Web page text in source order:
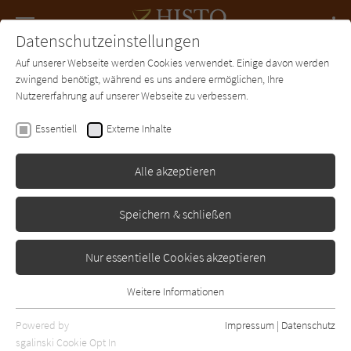
SUCHE Forum Charts Newsletter
Ben Kane
Rache der Adler
Erschienen: Januar 2018 Bibliogr. Angaben
Datenschutzeinstellungen
Auf unserer Webseite werden Cookies verwendet. Einige davon werden
zwingend benötigt, während es uns andere ermöglichen, Ihre
Nutzererfahrung auf unserer Webseite zu verbessern.
Essentiell Externe Inhalte
Alle akzeptieren
Speichern & schließen
Nur essentielle Cookies akzeptieren
Essentielle Cookies werden für grundlegende Funktionen der
Webseite benötigt. Dadurch ist gewährleistet, dass die Webseite
Weitere Informationen
Powered by
sgalinski Cookie Opt In
Impressum | Datenschutz